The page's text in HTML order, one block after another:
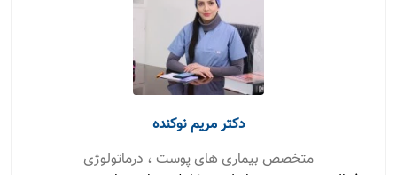
دکتر مریم نوکنده
متخصص بیماری های پوست ، درماتولوژی